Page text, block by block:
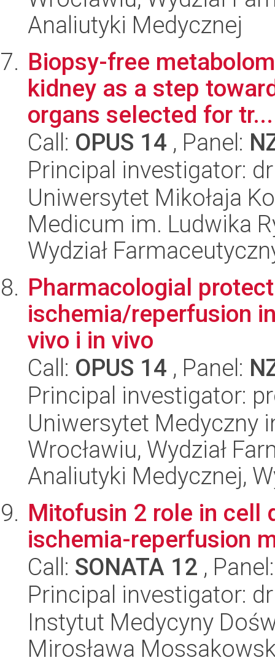
Analiutyki Medycznej
Biopsy-free
kidney as a step
organs selected for tr...
Call: OPUS 14 , Panel:
Principal investigator:
Uniwersytet Mikołaja
Medicum im. Ludwika
Wydział
Pharmacologial
ischemia/reperfusion
vivo i in vivo
Call: OPUS 14 , Panel:
Principal investigator:
Uniwersytet Medyczny
Wrocławiu, Wydział
Analiutyki Medycznej,
Mitofusin 2 role in cell
ischemia-reperfusion
Call: SONATA 12 ,
Principal investigator:
Instytut Medycyny
Mirosława